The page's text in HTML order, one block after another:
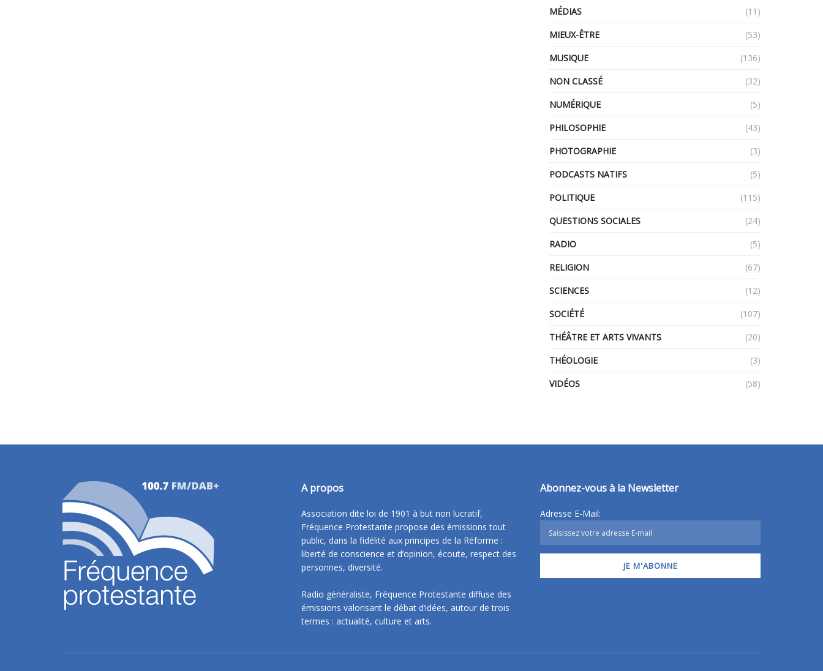
MÉDIAS
(11)
MIEUX-ÊTRE
(53)
MUSIQUE
(136)
NON CLASSÉ
(32)
NUMÉRIQUE
(5)
PHILOSOPHIE
(43)
PHOTOGRAPHIE
(3)
PODCASTS NATIFS
(5)
POLITIQUE
(115)
QUESTIONS SOCIALES
(24)
RADIO
(5)
RELIGION
(67)
SCIENCES
(12)
SOCIÉTÉ
(107)
THÉÂTRE ET ARTS VIVANTS
(20)
THÉOLOGIE
(3)
VIDÉOS
(58)
A propos
Association dite loi de 1901 à but non lucratif,
Fréquence Protestante propose des émissions tout
public, dans la fidélité aux principes de la Réforme :
liberté de conscience et d’opinion, écoute, respect des
personnes, diversité.
Radio généraliste, Fréquence Protestante diffuse des
émissions valorisant le débat d’idées, autour de trois
termes : actualité, culture et arts.
Abonnez-vous à la Newsletter
Adresse E-Mail: